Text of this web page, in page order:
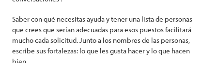
Saber con qué necesitas ayuda y tener una lista de personas
que crees que serían adecuadas para esos puestos facilitará
mucho cada solicitud. Junto a los nombres de las personas,
escribe sus fortalezas: lo que les gusta hacer y lo que hacen